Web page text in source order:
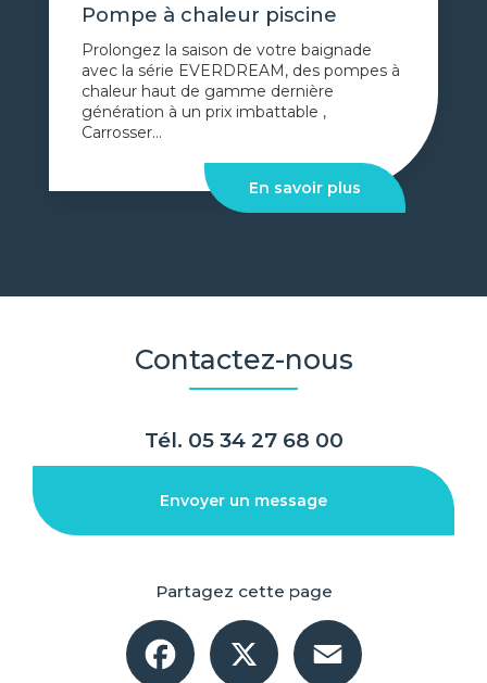
Pompe à chaleur piscine
Prolongez la saison de votre baignade
avec la série EVERDREAM, des pompes à
chaleur haut de gamme dernière
génération à un prix imbattable ,
Carrosser...
En savoir plus
Contactez-nous
Tél. 05 34 27 68 00
Envoyer un message
Partagez cette page
Facebook